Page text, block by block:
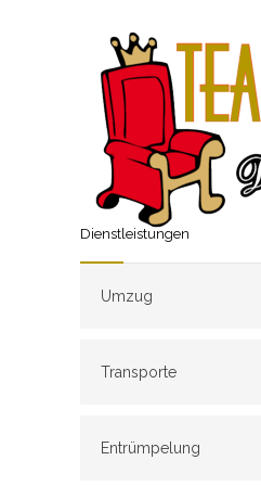
Dienstleistungen
Umzug
Transporte
Entrümpelung